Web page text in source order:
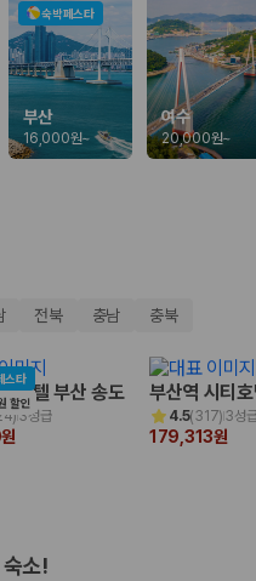
로 판단하기 어렵습니다. 보험 포
소 수수료를 함께 확인해야 실제
가 다를 수 있습니다. 카모아에서
께 확인하세요
성에 따라 실제 이용 만족도가
의 이동 조건을 가격과 함께 비교
비교
숙박페스타
부산
16,000원~
여수
20,000원~
전북 충남 충북
스타
할인
호텔 부산 송도
)3성급
부산역 시티
4.5(317)3성
179,313원
소!